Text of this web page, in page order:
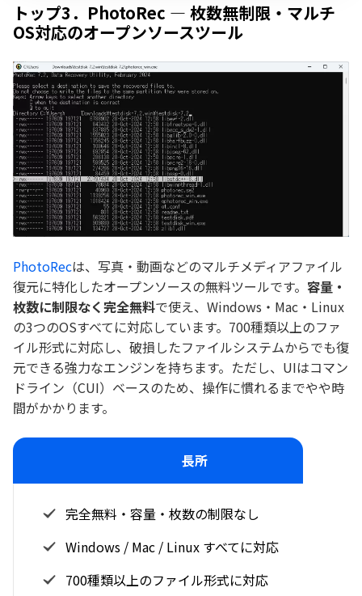
トップ3．PhotoRec — 枚数無制限・マルチ
OS対応のオープンソースツール
PhotoRecは、写真・動画などのマルチメディアファイル
復元に特化したオープンソースの無料ツールです。 容量・
枚数に制限なく完全無料で使え、Windows・Mac・Linux
の3つのOSすべてに対応しています。700種類以上のファ
イル形式に対応し、破損したファイルシステムからでも復
元できる強力なエンジンを持ちます。ただし、UIはコマン
ドライン（CUI）ベースのため、操作に慣れるまでやや時
間がかかります。
長所
完全無料・容量・枚数の制限なし
Windows / Mac / Linux すべてに対応
700種類以上のファイル形式に対応